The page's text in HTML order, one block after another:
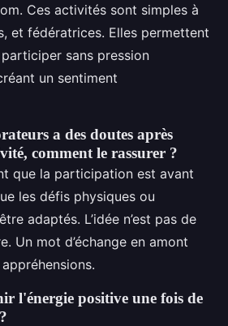
Ces activités sont simples à
et fédératrices. Elles permettent
sans pression
un sentiment
a des doutes après
comment le rassurer ?
que la participation est avant
les défis physiques ou
adaptés. L’idée n’est pas de
Un mot d’échange en amont
l'énergie positive une fois de